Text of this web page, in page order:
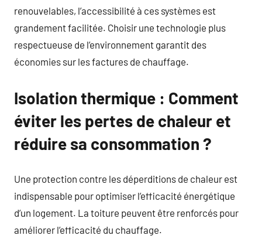
renouvelables, l’accessibilité à ces systèmes est
grandement facilitée. Choisir une technologie plus
respectueuse de l’environnement garantit des
économies sur les factures de chauffage.
Isolation thermique : Comment
éviter les pertes de chaleur et
réduire sa consommation ?
Une protection contre les déperditions de chaleur est
indispensable pour optimiser l’efficacité énergétique
d’un logement. La toiture peuvent être renforcés pour
améliorer l’efficacité du chauffage.